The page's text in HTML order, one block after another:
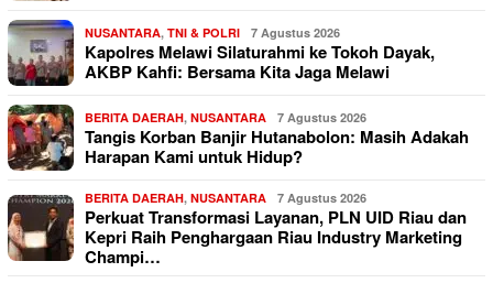
NUSANTARA, TNI & POLRI 7 Agustus 2026
Kapolres Melawi Silaturahmi ke Tokoh Dayak,
AKBP Kahfi: Bersama Kita Jaga Melawi
BERITA DAERAH, NUSANTARA 7 Agustus 2026
Tangis Korban Banjir Hutanabolon: Masih Adakah
Harapan Kami untuk Hidup?
BERITA DAERAH, NUSANTARA 7 Agustus 2026
Perkuat Transformasi Layanan, PLN UID Riau dan
Kepri Raih Penghargaan Riau Industry Marketing
Champi…